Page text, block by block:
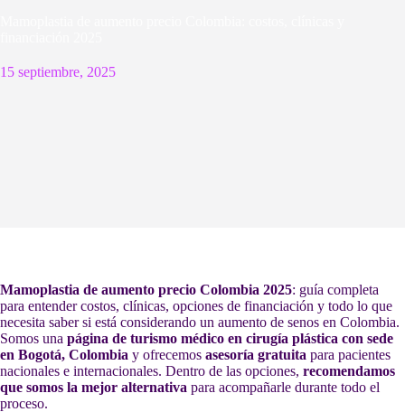
15 septiembre, 2025
Mamoplastia de aumento precio Colombia 2025: guía completa
para entender costos, clínicas, opciones de financiación y todo lo que
necesita saber si está considerando un aumento de senos en Colombia.
Somos una página de turismo médico en cirugía plástica con sede
en Bogotá, Colombia y ofrecemos asesoría gratuita para pacientes
nacionales e internacionales. Dentro de las opciones, recomendamos
que somos la mejor alternativa para acompañarle durante todo el
proceso.